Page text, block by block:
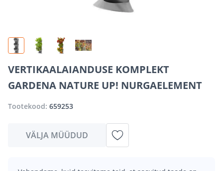
VERTIKAALAIANDUSE KOMPLEKT
GARDENA NATURE UP! NURGAELEMENT
Tootekood: 659253
VÄLJA MÜÜDUD